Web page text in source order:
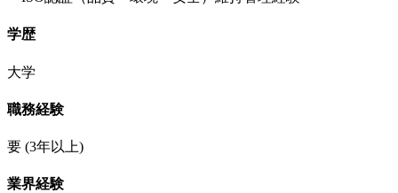
学歴
大学
職務経験
要 (3年以上)
業界経験